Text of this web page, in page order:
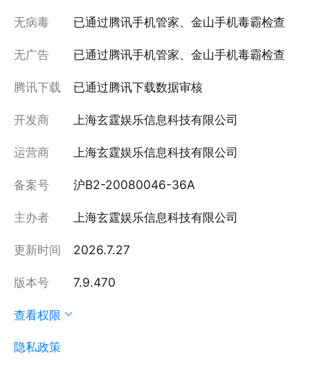
无病毒 已通过腾讯手机管家、金山手机毒霸检查
无广告 已通过腾讯手机管家、金山手机毒霸检查
腾讯下载 已通过腾讯下载数据审核
开发商 上海玄霆娱乐信息科技有限公司
运营商 上海玄霆娱乐信息科技有限公司
备案号 沪B2-20080046-36A
主办者 上海玄霆娱乐信息科技有限公司
更新时间 2026.7.27
版本号 7.9.470
查看权限
隐私政策